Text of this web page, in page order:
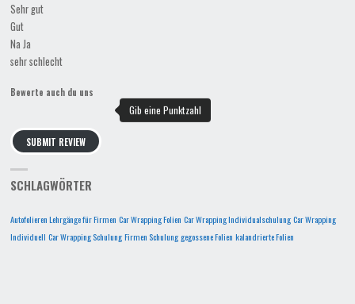
Sehr gut
Gut
Na Ja
sehr schlecht
Bewerte auch du uns
SUBMIT REVIEW
SCHLAGWÖRTER
Autofolieren Lehrgänge für Firmen Car Wrapping Folien Car Wrapping Individualschulung Car Wrapping
Individuell Car Wrapping Schulung Firmen Schulung gegossene Folien kalandrierte Folien